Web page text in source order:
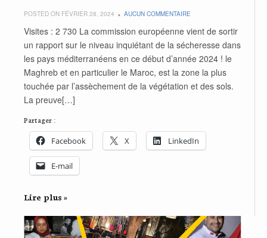
POSTED ON FÉVRIER 28, 2024 AUCUN COMMENTAIRE
Visites : 2 730 La commission européenne vient de sortir
un rapport sur le niveau inquiétant de la sécheresse dans
les pays méditerranéens en ce début d’année 2024 ! le
Maghreb et en particulier le Maroc, est la zone la plus
touchée par l’assèchement de la végétation et des sols.
La preuve[…]
Partager :
Facebook X LinkedIn
E-mail
Lire plus »